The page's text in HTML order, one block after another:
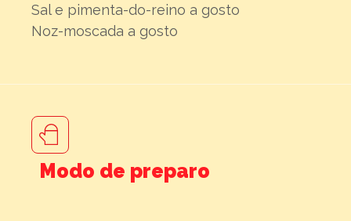
Sal e pimenta-do-reino a gosto
Noz-moscada a gosto
Modo de preparo